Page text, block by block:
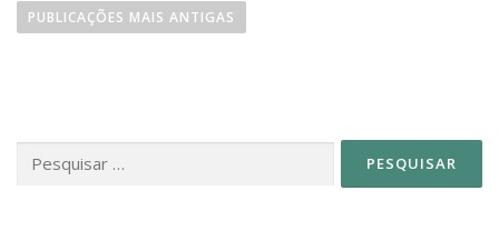
aPUBLICAÇÕES MAIS ANTIGAS
por: